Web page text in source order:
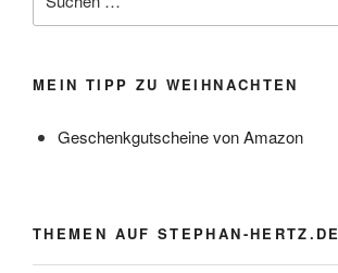
nach:
MEIN TIPP ZU WEIHNACHTEN
Geschenkgutscheine von Amazon
THEMEN AUF STEPHAN-HERTZ.DE